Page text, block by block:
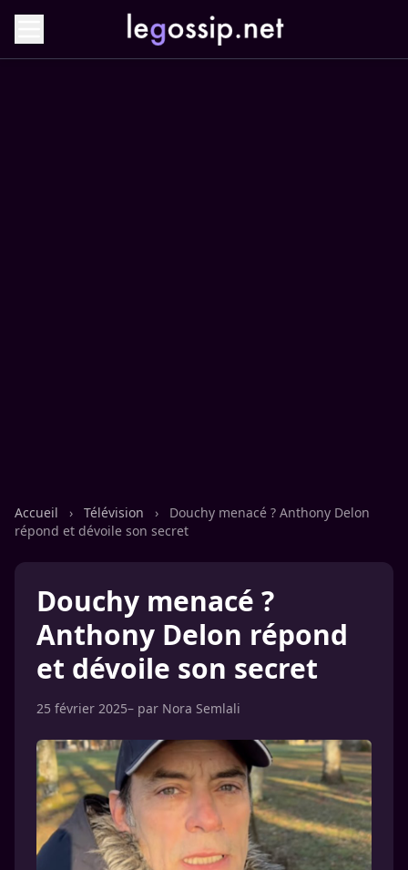
Accueil › Télévision ›
Douchy menacé ? Anthony Delon
répond et dévoile son secret
Douchy menacé ?
Anthony Delon répond
et dévoile son secret
25 février 2025– par Nora Semlali